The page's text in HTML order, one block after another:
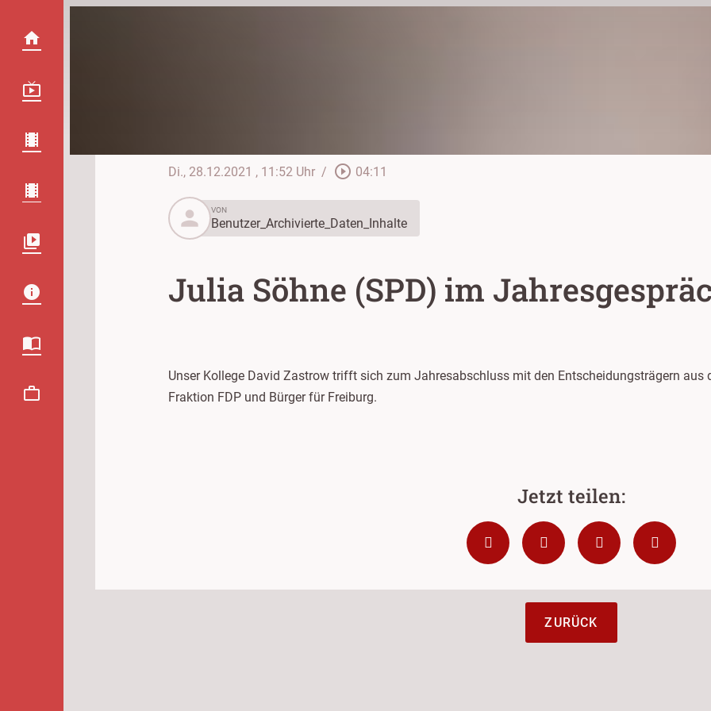
Di., 28.12.2021 , 11:52 Uhr / play_circle_outline 04:11
person
VON
Benutzer_Archivierte_Daten_Inhalte
Julia Söhne (SPD) im
Unser Kollege David Zastrow trifft sich zum Jahresabschluss mit den Entscheidungsträgern aus
Fraktion FDP und Bürger für Freiburg.
ZURÜCK